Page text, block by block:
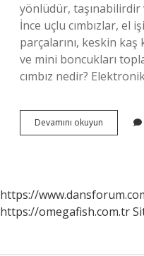
yönlüdür, taşınabilirdir
İnce uçlu cımbızlar, el
parçalarını, keskin kaş
ve mini boncukları
cımbız nedir?
Devamını okuyun
Uçlu
https://
https://omegafish.com.tr